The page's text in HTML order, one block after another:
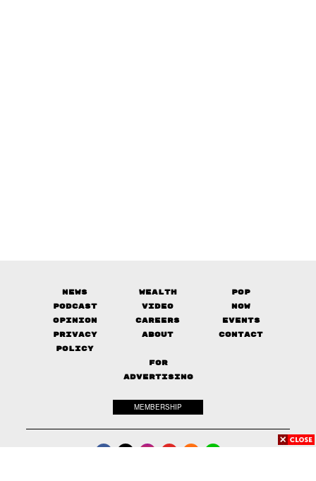
News Wealth
Pop
Podcast
Video
Now
Opinion
Careers
Events
Privacy
Policy
About Contact
FOR
ADVERTISING
MEMBERSHIP